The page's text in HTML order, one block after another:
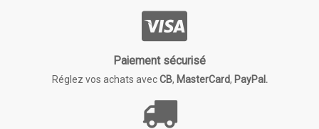
Paiement sécurisé
Réglez vos achats avecCB, MasterCard, PayPal.